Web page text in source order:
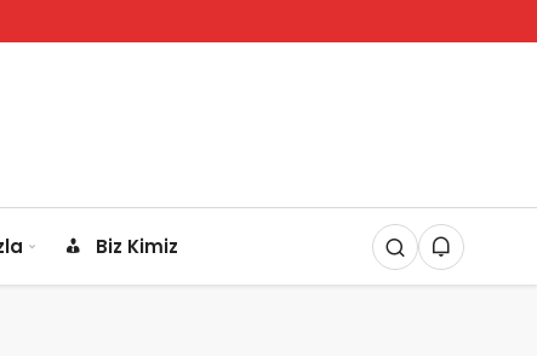
Biz Kimiz